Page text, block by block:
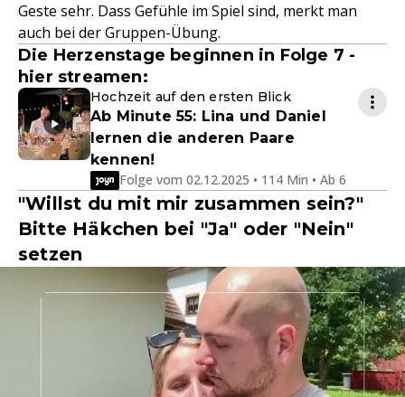
Geste sehr. Dass Gefühle im Spiel sind, merkt man
auch bei der Gruppen-Übung.
Die Herzenstage beginnen in Folge 7 -
hier streamen:
Hochzeit auf den ersten Blick
Ab Minute 55: Lina und Daniel
lernen die anderen Paare
kennen!
Folge vom 02.12.2025 • 114 Min • Ab 6
"Willst du mit mir zusammen sein?"
Bitte Häkchen bei "Ja" oder "Nein"
setzen